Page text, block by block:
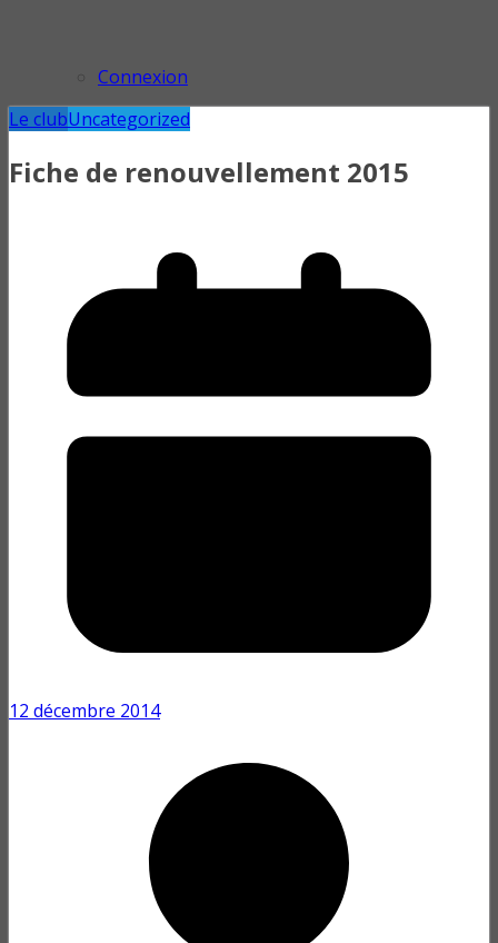
Connexion
Le clubUncategorized
Fiche de renouvellement 2015
12 décembre 2014